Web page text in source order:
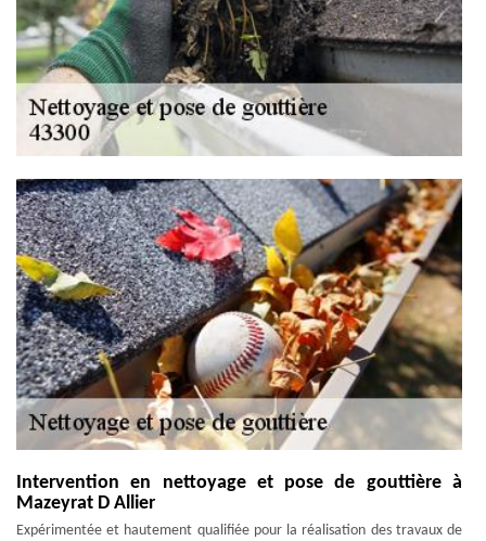
Intervention en nettoyage et pose de gouttière à
Mazeyrat D Allier
Expérimentée et hautement qualifiée pour la réalisation des travaux de